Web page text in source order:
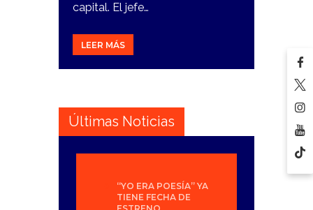
capital. El jefe…
LEER MÁS
Últimas Noticias
“YO ERA POESÍA” YA
TIENE FECHA DE